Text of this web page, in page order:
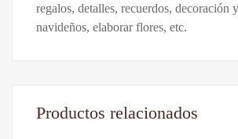
regalos, detalles, recuerdos, decoración
navideños, elaborar flores, etc.
Escribe una reseña
Productos relacionados